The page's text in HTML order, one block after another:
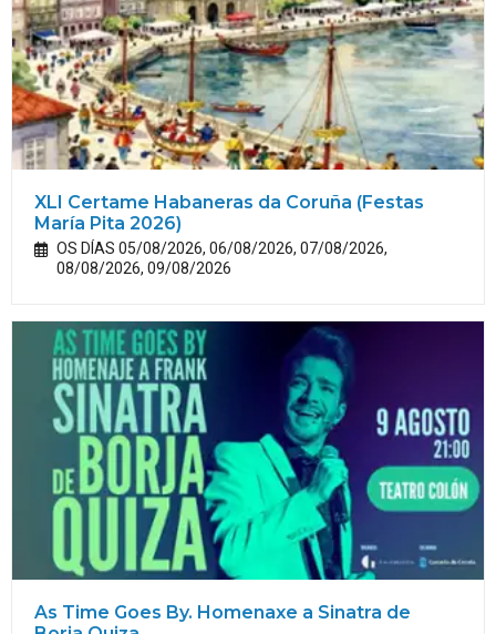
XLI Certame Habaneras da Coruña (Festas
María Pita 2026)
OS DÍAS 05/08/2026, 06/08/2026, 07/08/2026,
08/08/2026, 09/08/2026
As Time Goes By. Homenaxe a Sinatra de